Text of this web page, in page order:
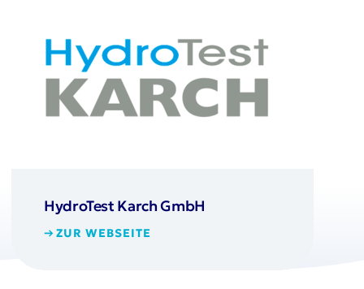
HydroTest Karch GmbH
ZUR WEBSEITE